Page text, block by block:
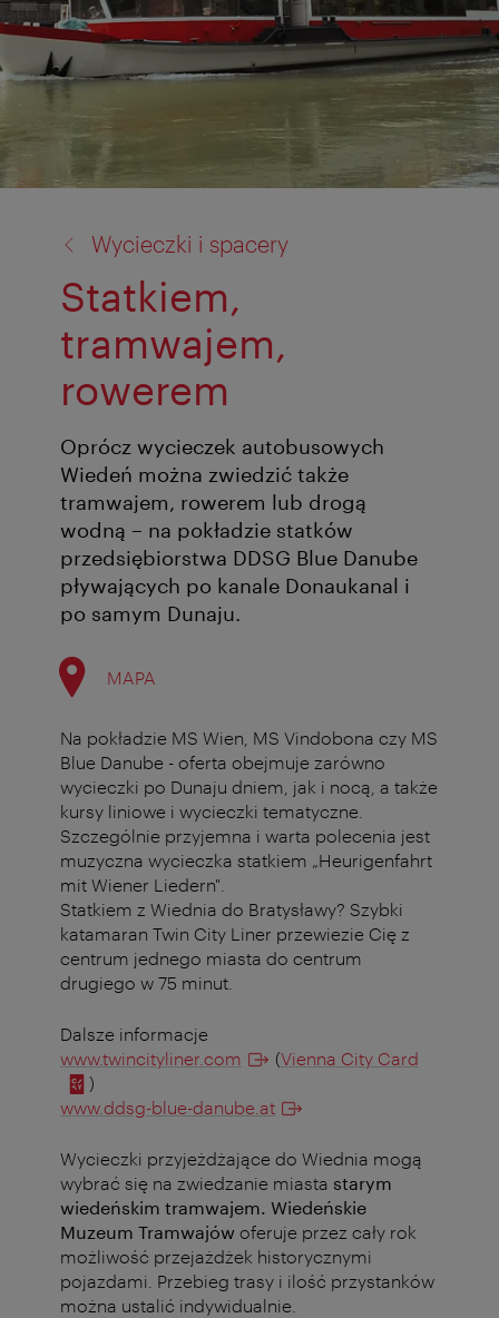
Wycieczki i spacery
Statkiem,
tramwajem,
rowerem
Oprócz wycieczek autobusowych
Wiedeń można zwiedzić także
tramwajem, rowerem lub drogą
wodną – na pokładzie statków
przedsiębiorstwa DDSG Blue Danube
pływających po kanale Donaukanal i
po samym Dunaju.
MAPA
Na pokładzie MS Wien, MS Vindobona czy MS
Blue Danube - oferta obejmuje zarówno
wycieczki po Dunaju dniem, jak i nocą, a także
kursy liniowe i wycieczki tematyczne.
Szczególnie przyjemna i warta polecenia jest
muzyczna wycieczka statkiem „Heurigenfahrt
mit Wiener Liedern".
Statkiem z Wiednia do Bratysławy? Szybki
katamaran Twin City Liner przewiezie Cię z
centrum jednego miasta do centrum
drugiego w 75 minut.
Dalsze informacje
www.twincityliner.com
(Vienna City Card
)
www.ddsg-blue-danube.at
Wycieczki przyjeżdżające do Wiednia mogą
wybrać się na zwiedzanie miasta starym
wiedeńskim tramwajem. Wiedeńskie
Muzeum Tramwajów oferuje przez cały rok
możliwość przejażdżek historycznymi
pojazdami. Przebieg trasy i ilość przystanków
można ustalić indywidualnie.